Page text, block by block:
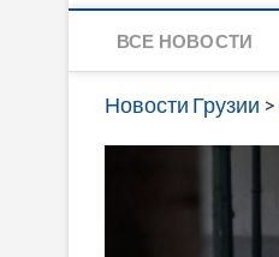
ВСЕ НОВОСТИ
Новости Грузии >